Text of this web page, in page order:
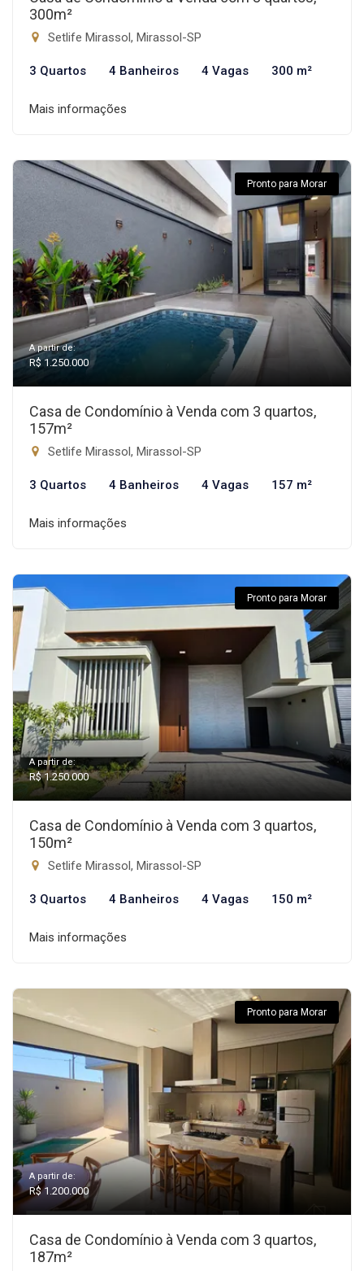
300m²
Setlife Mirassol, Mirassol-SP
3 Quartos 4 Banheiros 4 Vagas 300 m²
Mais informações
Pronto para Morar
A partir de:
R$ 1.250.000
Casa de Condomínio à Venda com 3 quartos,
157m²
Setlife Mirassol, Mirassol-SP
3 Quartos 4 Banheiros 4 Vagas 157 m²
Mais informações
Pronto para Morar
A partir de:
R$ 1.250.000
Casa de Condomínio à Venda com 3 quartos,
150m²
Setlife Mirassol, Mirassol-SP
3 Quartos 4 Banheiros 4 Vagas 150 m²
Mais informações
Pronto para Morar
A partir de:
R$ 1.200.000
Casa de Condomínio à Venda com 3 quartos,
187m²